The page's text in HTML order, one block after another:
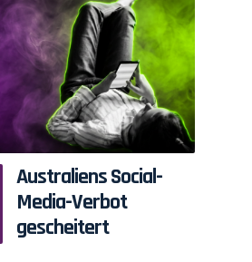
Australiens Social-
Media-Verbot
gescheitert